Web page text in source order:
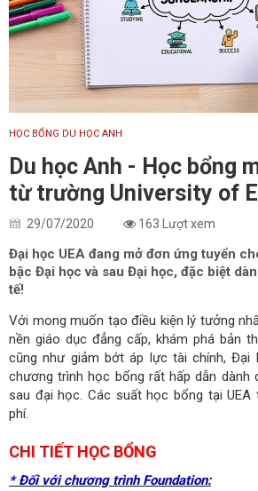
HỌC BỔNG DU HỌC ANH
Du học Anh - Học bổng
từ trường University of
29/07/2020 163 Lượt xem
Đại học UEA đang mở đơn ứng tuyển
bậc Đại học và sau Đại học, đặc biệt
tế!
Với mong muốn tạo điều kiện lý tưởng
nền giáo dục đẳng cấp, khám phá bản
cũng như giảm bớt áp lực tài chính, Đại
chương trình học bổng rất hấp dẫn dành
sau đại học. Các suất học bổng tại
phí.
CHI TIẾT HỌC BỔNG
* Đối với chương trình Foundation: